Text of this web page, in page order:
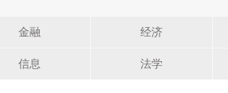
金融 经济
信息 法学